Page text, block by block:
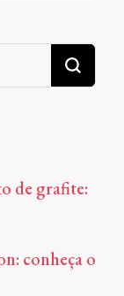
de grafite:
conheça o